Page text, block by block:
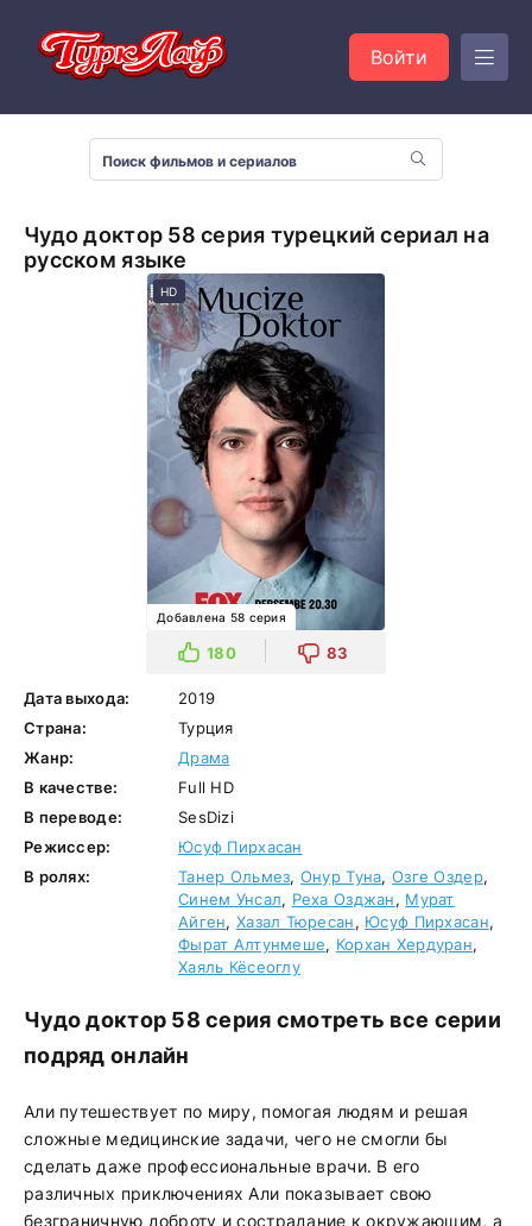
Войти
Чудо доктор 58 серия турецкий сериал на
русском языке
HD
Добавлена 58 серия
180 83
Дата выхода:
2019
Страна:
Турция
Жанр:
Драма
В качестве:
Full HD
В переводе:
SesDizi
Режиссер:
Юсуф Пирхасан
В ролях:
Танер Ольмез, Онур Туна,Озге Оздер,
Синем Унсал, Реха Озджан, Мурат
Айген, Хазал Тюресан, Юсуф Пирхасан,
Фырат Алтунмеше, Корхан Хердуран,
Хаяль Кёсеоглу
Чудо доктор 58 серия смотреть все серии
подряд онлайн
Али путешествует по миру, помогая людям и решая
сложные медицинские задачи, чего не смогли бы
сделать даже профессиональные врачи. В его
различных приключениях Али показывает свою
безграничную доброту и сострадание к окружающим, а